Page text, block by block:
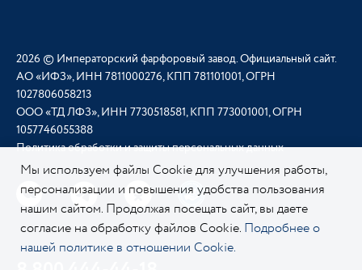
2026 © Императорский фарфоровый завод. Официальный сайт.
АО «ИФЗ», ИНН 7811000276, КПП 781101001, ОГРН
1027806058213
ООО «ТД ЛФЗ», ИНН 7730518581, КПП 773001001, ОГРН
1057746055388
Политика обработки и защиты персональных данных
Мы используем файлы Cookie для улучшения работы,
персонализации и повышения удобства пользования
нашим сайтом. Продолжая посещать сайт, вы даете
согласие на обработку файлов Cookie. Подробнее о
нашей политике в отношении Cookie.